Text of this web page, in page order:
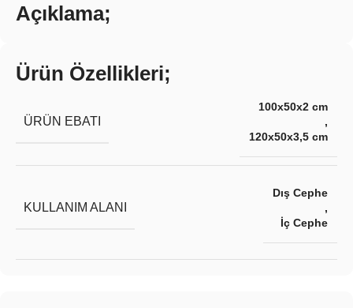
Açıklama;
Ürün Özellikleri;
ÜRÜN EBATI
100x50x2 cm
,
120x50x3,5 cm
KULLANIM ALANI
Dış Cephe
,
İç Cephe